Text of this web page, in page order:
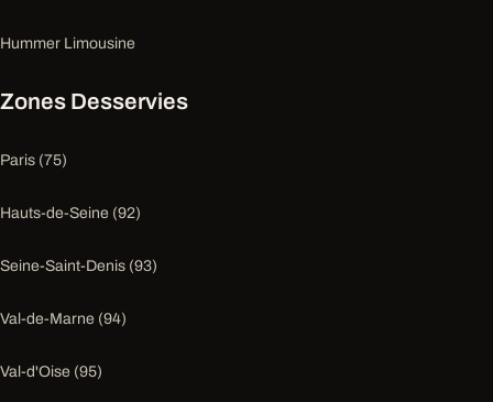
Hummer Limousine
Zones Desservies
Paris (75)
Hauts-de-Seine (92)
Seine-Saint-Denis (93)
Val-de-Marne (94)
Val-d'Oise (95)